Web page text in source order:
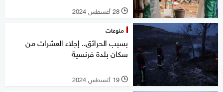
l 28 أغسطس 2024
منوعات
بسبب الحرائق.. إجلاء العشرات من
سكان بلدة فرنسية
l 19 أغسطس 2024